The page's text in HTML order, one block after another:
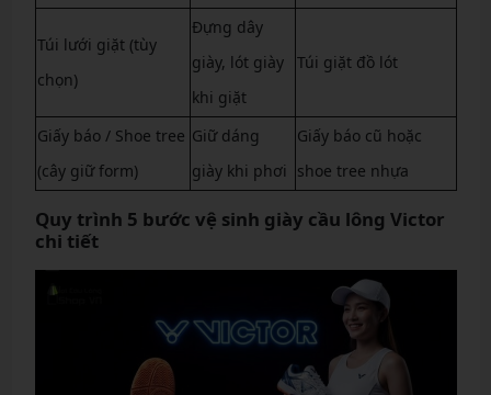
Túi lưới giặt (tùy
chọn)
Đựng dây
giày, lót giày
khi giặt
Túi giặt đồ lót
Giấy báo / Shoe tree
(cây giữ form)
Giữ dáng
giày khi phơi
Giấy báo cũ hoặc
shoe tree nhựa
Quy trình 5 bước vệ sinh giày cầu lông Victor
chi tiết